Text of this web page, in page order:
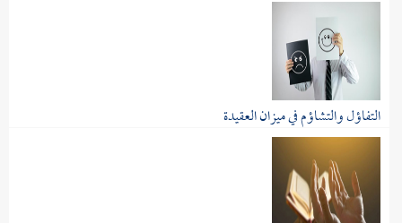
يعيش المسلم المعاصر في زمن تتدفق فيه الأفكار...
التفاؤل والتشاؤم في ميزان العقيدة
العقيدة الإسلامية الصحيحة تحقِّق السعادة...